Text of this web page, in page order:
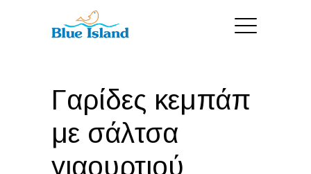
Γαρίδες κεμπάπ
με σάλτσα
γιαουρτιού